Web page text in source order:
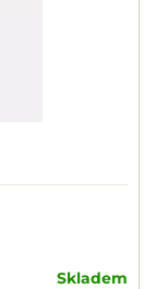
Skladem